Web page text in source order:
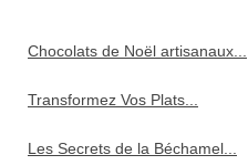
Chocolats de Noël artisanaux...
Transformez Vos Plats...
Les Secrets de la Béchamel...